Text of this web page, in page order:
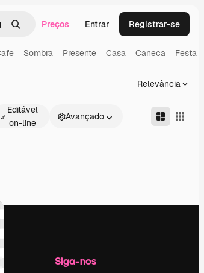
por imagem
BuscarPreços Entrar Registrar-se
Sombra Presente Casa Caneca Festa
Relevância
Editável
on-line
Avançado
Siga-nos